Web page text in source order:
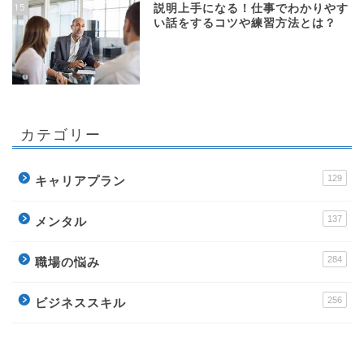
15
説明上手になる！仕事でわかりやす
い話をするコツや練習方法とは？
カテゴリー
キャリアプラン 129
メンタル 137
職場の悩み 284
ビジネススキル 256